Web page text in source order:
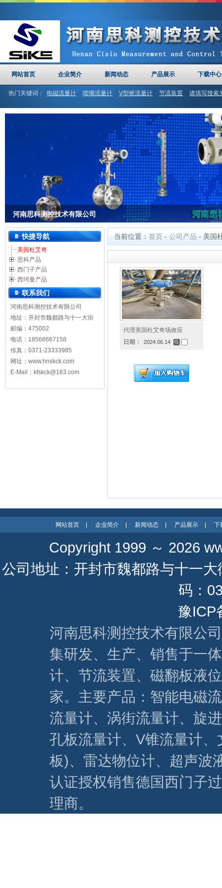
网站首页 企业简介 新闻动态 产品展示 下载中心
热门关键词： 电磁流量计 喷嘴流量计 V型锥流量计 节流装置 请填写搜索
计 河南思科 文丘里管
河南思科测控技术有限公司
河南思科测控技术有限公司
快捷导航
美国杜艾奇
思科产品
西门子产品
西珂曼产品
联系我们
河南思科测控技术有限公司
地址：开封市魏都路与十一大街
邮编：475002
电话：18568667158
传真：0371-23333985
网址： www.hnskck.com
E-Mail：kfskck@163.com
当前位置： 首页 - 公司产品 - 美国
代理美国杜艾奇场效应
日期：
2024.06.14
网站首页 企业简介 新闻动态 产品展示 下
Copyright 1999 ～ 2026
公司地址：开封市魏都路与十一
码：
豫ICP
河南思科测控技术有限公
集研发、生产、销售于一
计、节流装置、磁翻板液
家。主要产品：智能电磁
流量计、涡街流量计、旋
孔板流量计、V锥流量计
板)、雷达物位计、超声波
认证授权销售德国西门子
理商。